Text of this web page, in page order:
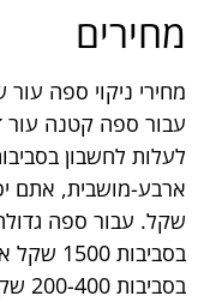
מחירים
מחירי ניקוי ספה
עבור ספה קטנה עור
שקל. עבור ספה
בסביבות